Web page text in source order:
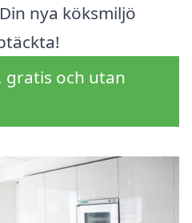
nya köksmiljö
gratis och utan